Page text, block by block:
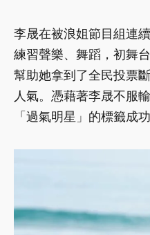
李晟在被浪姐節目組連
練習聲樂、舞蹈，初舞
幫助她拿到了全民投票
人氣。憑藉著李晟不服
「過氣明星」的標籤成